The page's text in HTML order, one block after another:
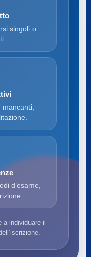
singoli o
mancanti,
d’esame,
a individuare il